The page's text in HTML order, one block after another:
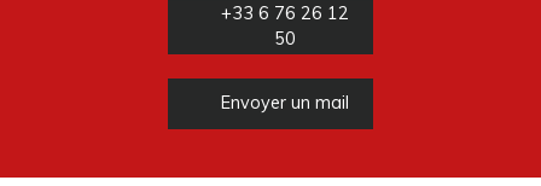
+33 6 76 26 12
50
Envoyer un mail